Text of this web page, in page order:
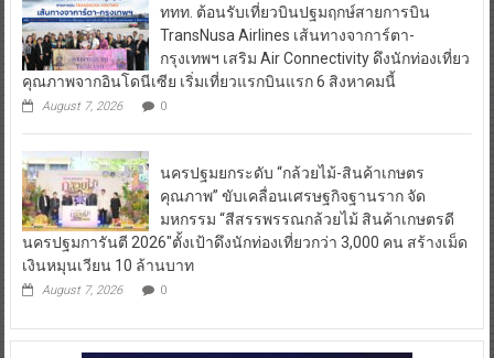
ททท. ต้อนรับเที่ยวบินปฐมฤกษ์สายการบิน
TransNusa Airlines เส้นทางจาการ์ตา-
กรุงเทพฯ เสริม Air Connectivity ดึงนักท่องเที่ยว
คุณภาพจากอินโดนีเซีย เริ่มเที่ยวแรกบินแรก 6 สิงหาคมนี้
August 7, 2026 0
นครปฐมยกระดับ “กล้วยไม้-สินค้าเกษตร
คุณภาพ” ขับเคลื่อนเศรษฐกิจฐานราก จัด
มหกรรม “สีสรรพรรณกล้วยไม้ สินค้าเกษตรดี
นครปฐมการันตี 2026″ตั้งเป้าดึงนักท่องเที่ยวกว่า 3,000 คน สร้างเม็ด
เงินหมุนเวียน 10 ล้านบาท
August 7, 2026 0